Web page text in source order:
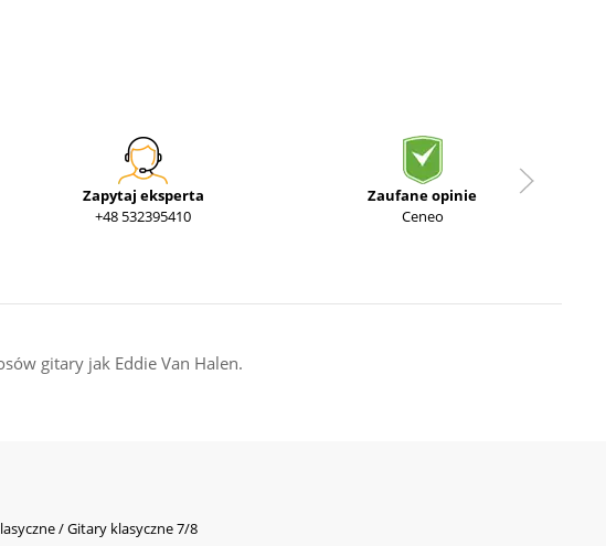
Zapytaj eksperta
+48 532395410
Zaufane opinie
Ceneo
gitary jak Eddie Van Halen.
/ Gitary klasyczne 7/8